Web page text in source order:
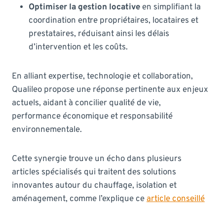
Optimiser la gestion locative en simplifiant la
coordination entre propriétaires, locataires et
prestataires, réduisant ainsi les délais
d’intervention et les coûts.
En alliant expertise, technologie et collaboration,
Qualileo propose une réponse pertinente aux enjeux
actuels, aidant à concilier qualité de vie,
performance économique et responsabilité
environnementale.
Cette synergie trouve un écho dans plusieurs
articles spécialisés qui traitent des solutions
innovantes autour du chauffage, isolation et
aménagement, comme l’explique cearticle conseillé